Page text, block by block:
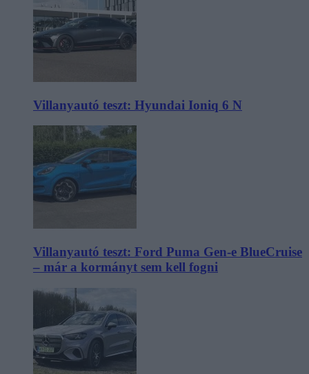
Villanyautó teszt: Hyundai Ioniq 6 N
Villanyautó teszt: Ford Puma Gen-e BlueCruise
– már a kormányt sem kell fogni